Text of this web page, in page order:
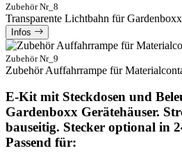
Zubehör Nr_8
Transparente Lichtbahn für
Infos
Zubehör Nr_9
Zubehör Auffahrrampe für
E-Kit mit Steckdosen und
Gardenboxx Gerätehäuser.
bauseitig. Stecker optional in
Passend für: